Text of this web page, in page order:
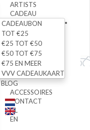
ARTISTS
CADEAU
CADEAUBON
TOT €25
€25 TOT €50
€50 TOT €75
€75 EN MEER
VVV CADEAUKAART
BLOG
ACCESSOIRES
CONTACT
NL
EN